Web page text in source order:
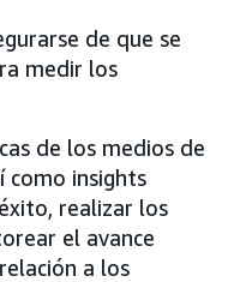
de que se
medir los
de los medios de
como insights
realizar los
el avance
a los